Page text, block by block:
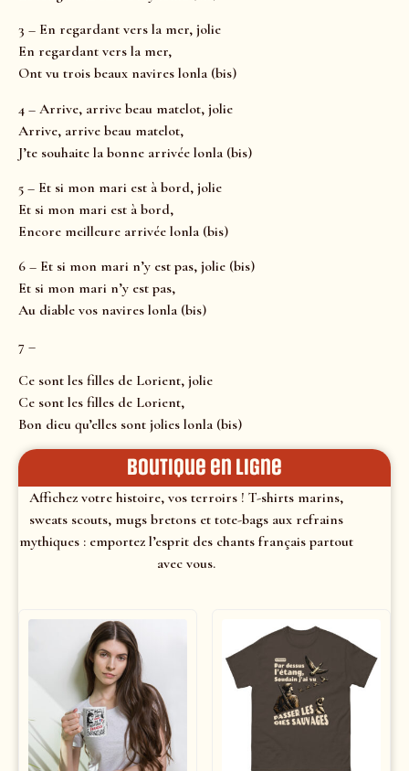
3 – En regardant vers la mer, jolie
En regardant vers la mer,
Ont vu trois beaux navires lonla (bis)
4 – Arrive, arrive beau matelot, jolie
Arrive, arrive beau matelot,
J’te souhaite la bonne arrivée lonla (bis)
5 – Et si mon mari est à bord, jolie
Et si mon mari est à bord,
Encore meilleure arrivée lonla (bis)
6 – Et si mon mari n’y est pas, jolie (bis)
Et si mon mari n’y est pas,
Au diable vos navires lonla (bis)
7 –
Ce sont les filles de Lorient, jolie
Ce sont les filles de Lorient,
Bon dieu qu’elles sont jolies lonla (bis)
Boutique en ligne
Affichez votre histoire, vos terroirs ! T-shirts marins,
sweats scouts, mugs bretons et tote-bags aux refrains
mythiques : emportez l’esprit des chants français partout
avec vous.